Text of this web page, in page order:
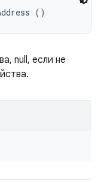
()
null, если не